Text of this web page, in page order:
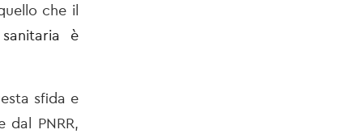
che il
è
sfida e
PNRR,